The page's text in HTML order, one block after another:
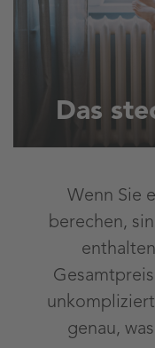
Das
Wenn Sie
berechen,
genau,